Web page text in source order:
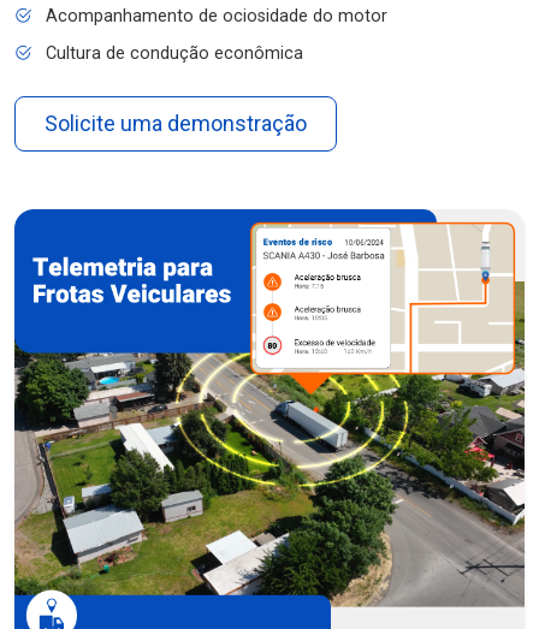
Acompanhamento de ociosidade do motor
Cultura de condução econômica
Solicite uma demonstração